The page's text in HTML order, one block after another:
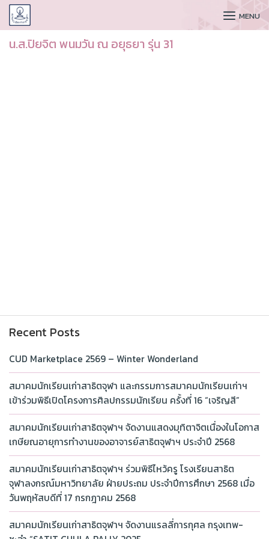
CUDAA MENU
น.ส.ปิยจิต พนมวัน ณ อยุธยา รุ่น 31
Recent Posts
CUD Marketplace 2569 – Winter Wonderland
สมาคมนักเรียนเก่าสาธิตจุฬา และกรรมการสมาคมนักเรียนเก่าฯ
เข้าร่วมพิธีเปิดโครงการศิลปกรรมนักเรียน ครั้งที่ 16 “เจริญสี”
สมาคมนักเรียนเก่าสาธิตจุฬาฯ จัดงานแสดงมุทิตาจิตเนื่องในโอกาส
เกษียณอายุการทำงานของอาจารย์สาธิตจุฬาฯ ประจำปี 2568
สมาคมนักเรียนเก่าสาธิตจุฬาฯ ร่วมพิธีไหว้ครู โรงเรียนสาธิต
จุฬาลงกรณ์มหาวิทยาลัย ฝ่ายประถม ประจำปีการศึกษา 2568 เมื่อ
วันพฤหัสบดีที่ 17 กรกฎาคม 2568
สมาคมนักเรียนเก่าสาธิตจุฬาฯ จัดงานแรลลี่การกุศล กรุงเทพ-